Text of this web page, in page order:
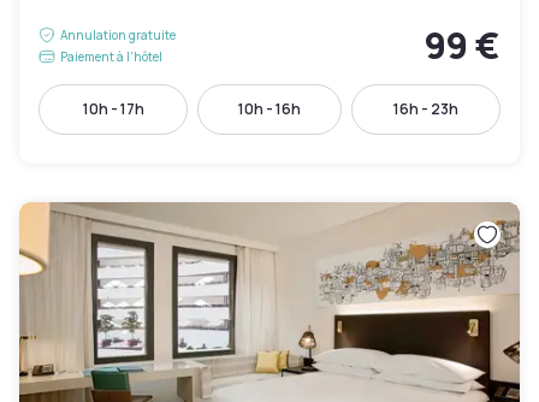
Annulation gratuite
Paiement à l'hôtel
99 €
10h - 17h 10h - 16h 16h - 23h